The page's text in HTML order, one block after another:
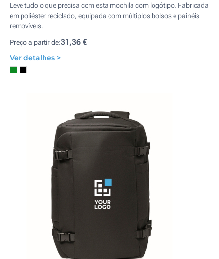
Leve tudo o que precisa com esta mochila com logótipo. Fabricada
em poliéster reciclado, equipada com múltiplos bolsos e painéis
removíveis.
Preço a partir de:31,36 €
Ver detalhes >